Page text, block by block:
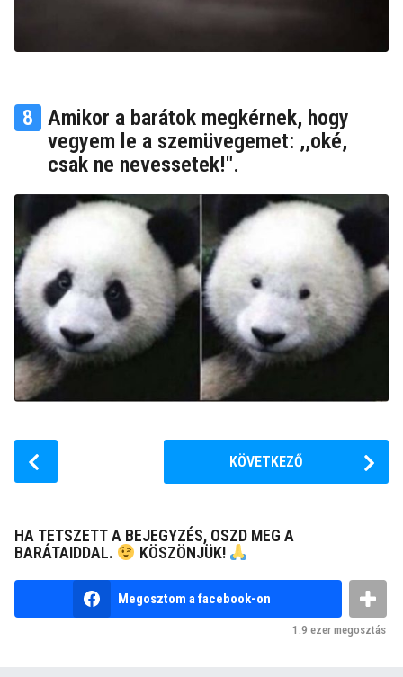
8 Amikor a barátok megkérnek, hogy
vegyem le a szemüvegemet: ,,oké,
csak ne nevessetek!".
o
P
g
i
KÖVETKEZŐ
HA TETSZETT A BEJEGYZÉS, OSZD MEG A
BARÁTAIDDAL.
KÖSZÖNJÜK!
Megosztom a facebook-on
1.9 ezer megosztás